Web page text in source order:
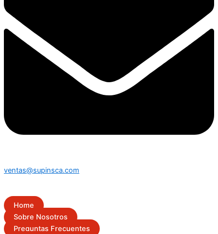
ventas@supinsca.com
Home
Sobre Nosotros
Preguntas Frecuentes